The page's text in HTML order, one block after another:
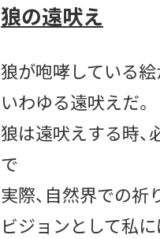
狼の遠吠え
狼が咆哮している絵
いわゆる遠吠えだ。
狼は遠吠えする時
で
実際、自然界での祈
ビジョンとして私